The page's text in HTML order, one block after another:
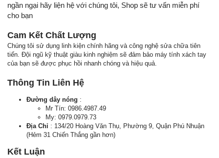
ngần ngại hãy liện hệ với chúng tôi, Shop sẽ tư vấn miễn phí
cho bạn
Cam Kết Chất Lượng
Chúng tôi sử dụng linh kiện chính hãng và công nghệ sửa chữa tiên
tiến. Đội ngũ kỹ thuật giàu kinh nghiệm sẽ đảm bảo máy tính xách tay
của bạn sẽ được phục hồi nhanh chóng và hiệu quả.
Thông Tin Liên Hệ
Đường dây nóng :
Mr Tín: 0986.4987.49
My: 0979.0979.73
Địa Chỉ : 134/20 Hoàng Văn Thụ, Phường 9, Quận Phú Nhuận
(Hẻm 31 Chiến Thắng gần hơn)
Kết Luận